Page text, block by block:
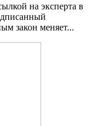
на эксперта в
закон меняет...